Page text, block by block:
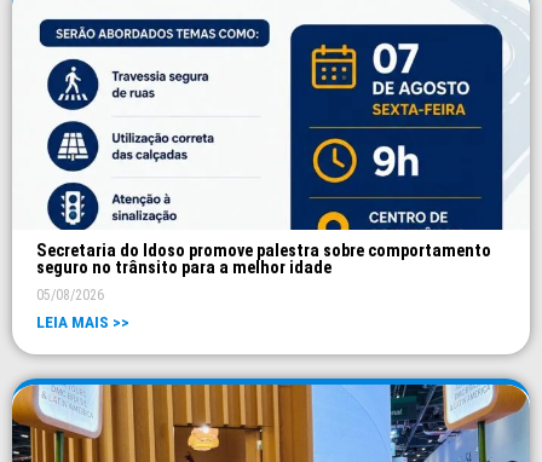
Secretaria do Idoso promove palestra sobre comportamento
seguro no trânsito para a melhor idade
05/08/2026
LEIA MAIS >>